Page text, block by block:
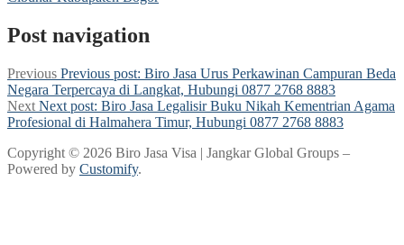
Post navigation
Previous Previous post: Biro Jasa Urus Perkawinan Campuran Beda
Negara Terpercaya di Langkat, Hubungi 0877 2768 8883
Next Next post: Biro Jasa Legalisir Buku Nikah Kementrian Agama
Profesional di Halmahera Timur, Hubungi 0877 2768 8883
Copyright © 2026 Biro Jasa Visa | Jangkar Global Groups –
Powered by Customify.